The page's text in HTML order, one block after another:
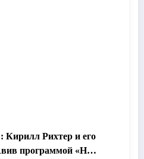
Кирилл Рихтер и его
программой «На